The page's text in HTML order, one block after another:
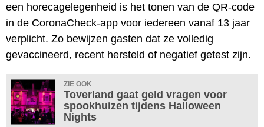
een horecagelegenheid is het tonen van de QR-code
in de CoronaCheck-app voor iedereen vanaf 13 jaar
verplicht. Zo bewijzen gasten dat ze volledig
gevaccineerd, recent hersteld of negatief getest zijn.
ZIE OOK
Toverland gaat geld vragen voor
spookhuizen tijdens Halloween
Nights